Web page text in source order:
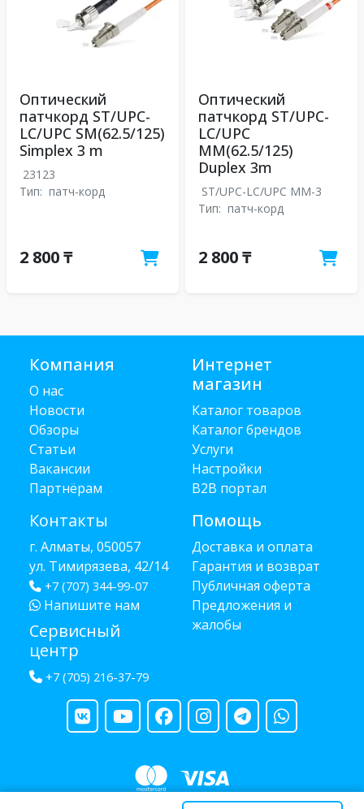
Оптический
патчкорд ST/UPC-
LC/UPC SM(62.5/125)
Simplex 3 m
23123
Тип: патч-корд
2 800 ₸
Оптический
патчкорд ST/UPC-
LC/UPC
MM(62.5/125)
Duplex 3m
ST/UPC-LC/UPC MM-3
Тип: патч-корд
2 800 ₸
Компания
О нас
Новости
Обзоры
Статьи
Вакансии
Партнёрам
Контакты
г. Алматы, 050057
ул. Тимирязева, 42/14
+7 (707) 344-99-07
Напишите нам
Сервисный
центр
+7 (705) 216-37-79
Интернет
магазин
Каталог товаров
Каталог брендов
Услуги
Настройки
B2B портал
Помощь
Доставка и оплата
Гарантия и возврат
Публичная оферта
Предложения и
жалобы